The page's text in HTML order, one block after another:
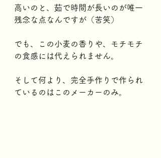
高いのと、茹で時間が長いのが唯一
残念な点なんですが（苦笑）
でも、この小麦の香りや、モチモチ
の食感には代えられません。
そして何より、完全手作りで作られ
ているのはこのメーカーのみ。